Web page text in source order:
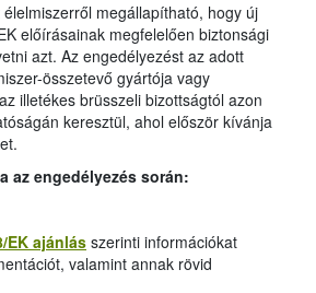
megállapítható, hogy új
előírásainak megfelelően biztonsági
azt. Az engedélyezést az adott
összetevő gyártója vagy
illetékes brüsszeli bizottságtól azon
keresztül, ahol először kívánja
az engedélyezés során:
EK ajánlás szerinti információkat
valamint annak rövid